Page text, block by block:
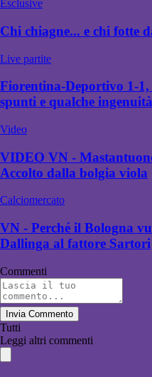
Esclusive
Chi chiagne... e chi fotte
Live partite
Fiorentina-Deportivo 1-1,
spunti e qualche ingenuità
Video
VIDEO VN -
Accolto dalla bolgia viola
Calciomercato
VN - Perché il Bologna
Dallinga al fattore Sartori
Commenti
Invia Commento
Tutti
Leggi altri commenti